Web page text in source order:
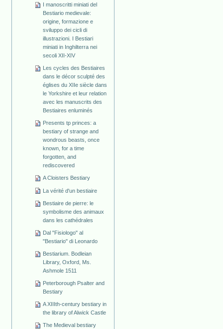
I manoscritti miniati del
Bestiario medievale:
origine, formazione e
sviluppo dei cicli di
illustrazioni. I Bestiari
miniati in Inghilterra nei
secoli XII-XIV
Les cycles des Bestiaires
dans le décor sculpté des
églises du XIIe siècle dans
le Yorkshire et leur relation
avec les manuscrits des
Bestiaires enluminés
Presents tp princes: a
bestiary of strange and
wondrous beasts, once
known, for a time
forgotten, and
rediscovered
A Cloisters Bestiary
La vérité d'un bestiaire
Bestiaire de pierre: le
symbolisme des animaux
dans les cathédrales
Dal "Fisiologo" al
"Bestiario" di Leonardo
Bestiarium. Bodleian
Library, Oxford, Ms.
Ashmole 1511
Peterborough Psalter and
Bestiary
A XIIIth-century bestiary in
the library of Alwick Castle
The Medieval bestiary